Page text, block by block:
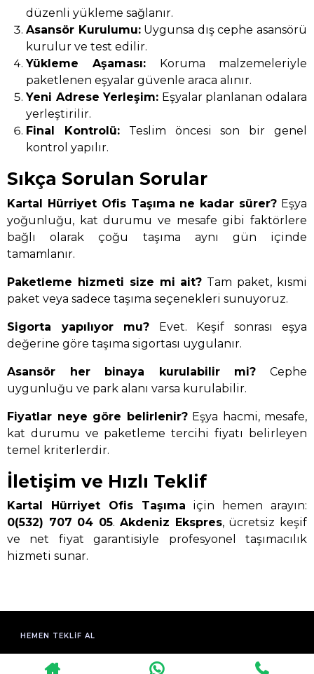
düzenli yükleme sağlanır.
Asansör Kurulumu:Uygunsa dış cephe asansörü
kurulur ve test edilir.
Yükleme Aşaması: Koruma malzemeleriyle
paketlenen eşyalar güvenle araca alınır.
Yeni Adrese Yerleşim: Eşyalar planlanan odalara
yerleştirilir.
Final Kontrolü: Teslim öncesi son bir genel
kontrol yapılır.
Sıkça Sorulan Sorular
Kartal Hürriyet Ofis Taşıma ne kadar sürer? Eşya
yoğunluğu, kat durumu ve mesafe gibi faktörlere
bağlı olarak çoğu taşıma aynı gün içinde
tamamlanır.
Paketleme hizmeti size mi ait? Tam paket, kısmi
paket veya sadece taşıma seçenekleri sunuyoruz.
Sigorta yapılıyor mu? Evet. Keşif sonrası eşya
değerine göre taşıma sigortası uygulanır.
Asansör her binaya kurulabilir mi? Cephe
uygunluğu ve park alanı varsa kurulabilir.
Fiyatlar neye göre belirlenir?Eşya hacmi, mesafe,
kat durumu ve paketleme tercihi fiyatı belirleyen
temel kriterlerdir.
İletişim ve Hızlı Teklif
Kartal Hürriyet Ofis Taşıma için hemen arayın:
0(532) 707 04 05. Akdeniz Ekspres, ücretsiz keşif
ve net fiyat garantisiyle profesyonel taşımacılık
hizmeti sunar.
HEMEN TEKLIF AL